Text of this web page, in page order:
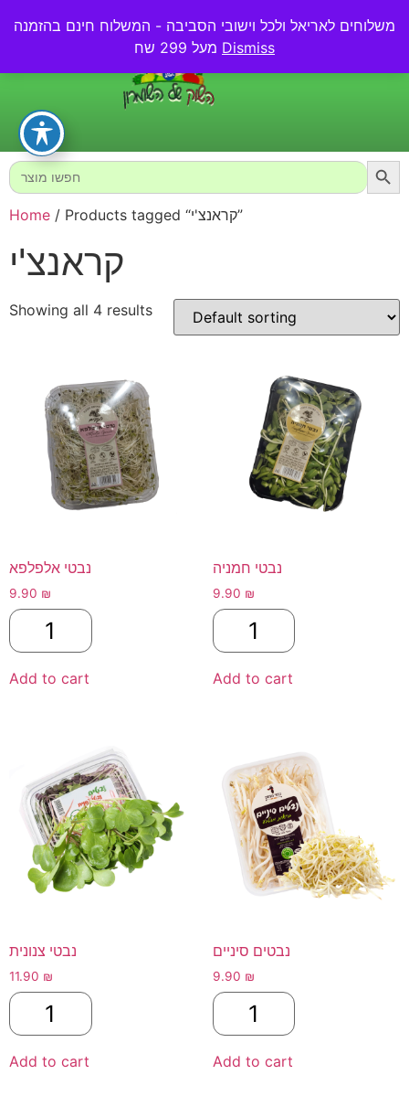
משלוחים לאריאל ולכל וישובי הסביבה - המשלוח חינם בהזמנה
Dismiss
0.00₪
Search
for:
Home / Products tagged “קראנצ'י”
קראנצ'י
Showing all 4 results
נבטי אלפלפא
9.90 ₪
Add to cart
נבטי חמניה
9.90 ₪
Add to cart
נבטי צנונית
11.90 ₪
Add to cart
נבטים סיניים
9.90 ₪
Add to cart